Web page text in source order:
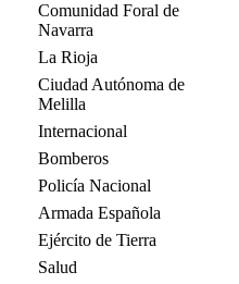
Comunidad Foral de
Navarra
La Rioja
Ciudad Autónoma de
Melilla
Internacional
Bomberos
Policía Nacional
Armada Española
Ejército de Tierra
Salud